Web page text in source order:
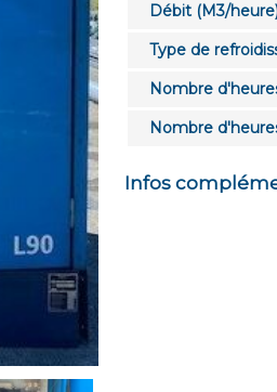
Débit (M3/
Type de
Nombre
Nombre
Infos